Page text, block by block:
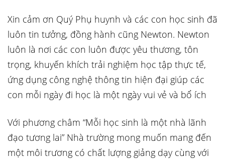
Xin cảm ơn Quý Phụ huynh và các con học sinh đã
luôn tin tưởng, đồng hành cũng Newton. Newton
luôn là nơi các con luôn được yêu thương, tôn
trọng, khuyến khích trải nghiệm học tập thực tế,
ứng dụng công nghệ thông tin hiện đại giúp các
con mỗi ngày đi học là một ngày vui vẻ và bổ ích
Với phương châm “Mỗi học sinh là một nhà lãnh
đạo tương lai” Nhà trường mong muốn mang đến
một môi trương có chất lượng giảng dạy cùng với